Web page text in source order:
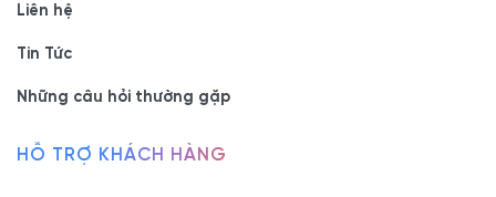
Liên hệ
Tin Tức
Những câu hỏi thường gặp
HỖ TRỢ KHÁCH HÀNG